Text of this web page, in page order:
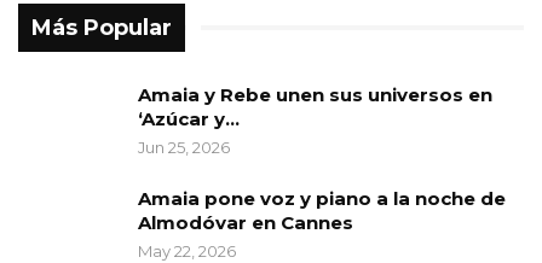
Más Popular
Amaia y Rebe unen sus universos en
‘Azúcar y…
Jun 25, 2026
Amaia pone voz y piano a la noche de
Almodóvar en Cannes
May 22, 2026